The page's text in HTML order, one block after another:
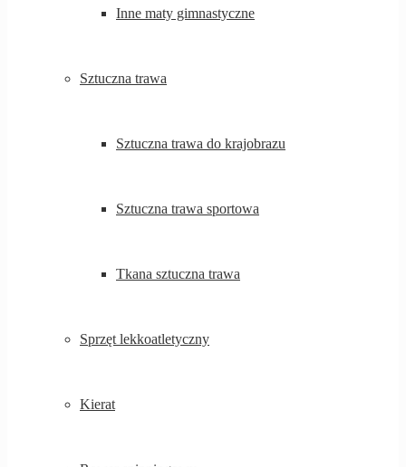
Inne maty gimnastyczne
Sztuczna trawa
Sztuczna trawa do krajobrazu
Sztuczna trawa sportowa
Tkana sztuczna trawa
Sprzęt lekkoatletyczny
Kierat